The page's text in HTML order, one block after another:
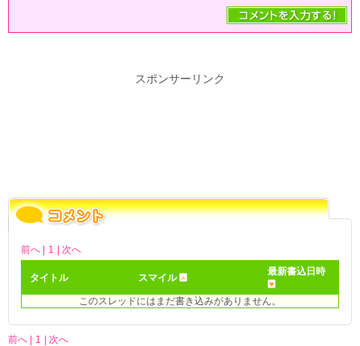
スポンサーリンク
前へ | 1 | 次へ
タイトル スマイル
最新書込日時
このスレッドにはまだ書き込みがありません。
前へ | 1 | 次へ